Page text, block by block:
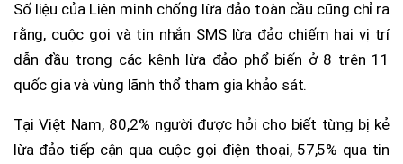
Số liệu của Liên minh chống lừa đảo toàn cầu cũng chỉ ra
rằng, cuộc gọi và tin nhắn SMS lừa đảo chiếm hai vị trí
dẫn đầu trong các kênh lừa đảo phổ biến ở 8 trên 11
quốc gia và vùng lãnh thổ tham gia khảo sát.
Tại Việt Nam, 80,2% người được hỏi cho biết từng bị kẻ
lừa đảo tiếp cận qua cuộc gọi điện thoại, 57,5% qua tin